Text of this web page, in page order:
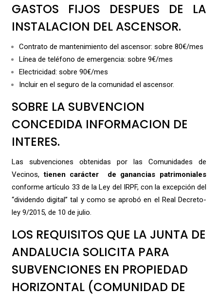
GASTOS FIJOS DESPUES DE LA
INSTALACION DEL ASCENSOR.
Contrato de mantenimiento del ascensor: sobre 80€/mes
Línea de teléfono de emergencia: sobre 9€/mes
Electricidad: sobre 90€/mes
Incluir en el seguro de la comunidad el ascensor.
SOBRE LA SUBVENCION
CONCEDIDA INFORMACION DE
INTERES.
Las subvenciones obtenidas por las Comunidades de
Vecinos,tienen carácter de ganancias patrimoniales
conforme artículo 33 de la Ley del IRPF, con la excepción del
“dividendo digital” tal y como se aprobó en el Real Decreto-
ley 9/2015, de 10 de julio.
LOS REQUISITOS QUE LA JUNTA DE
ANDALUCIA SOLICITA PARA
SUBVENCIONES EN PROPIEDAD
HORIZONTAL (COMUNIDAD DE